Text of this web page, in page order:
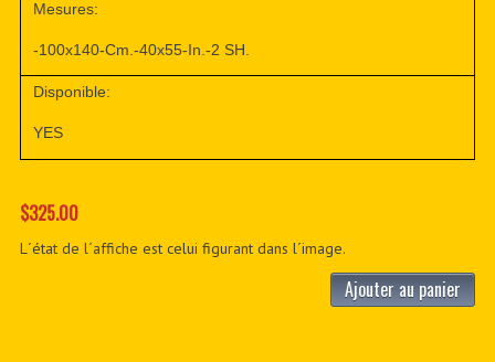
Mesures:
-100x140-Cm.-40x55-In.-2 SH.
Disponible:
YES
$325.00
L´état de l´affiche est celui figurant dans l´image.
Ajouter au panier